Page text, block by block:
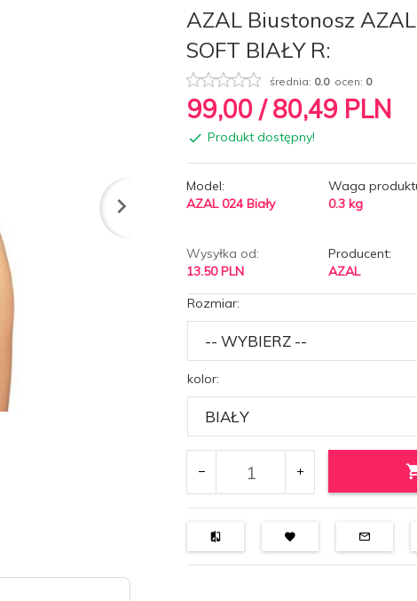
AZAL Biustonosz
SOFT BIAŁY R:
średnia: 0.0ocen: 0
99,00 / 80,49 PLN
Produkt dostępny!
Model:
AZAL 024 Biały
Waga
0.3 kg
Wysyłka od:
13.50 PLN
Producent:
AZAL
Rozmiar:
kolor: